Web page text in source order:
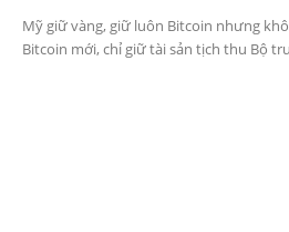
Mỹ giữ vàng, giữ luôn Bitcoin nhưng
Bitcoin mới, chỉ giữ tài sản tịch thu Bộ